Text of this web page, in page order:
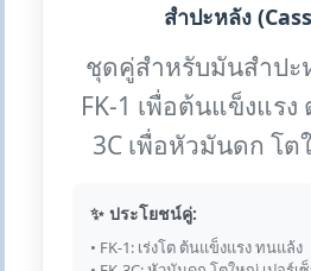
สำปะหลัง
ชุดคู่สำหรับมันสำปะ
FK-1 เพื่อต้นแข็งแรง
3C เพื่อหัวมันดก โต
✨ ประโยชน์คู่:
• FK-1: เร่งโต ต้นแข็งแรง ทนแล้ง